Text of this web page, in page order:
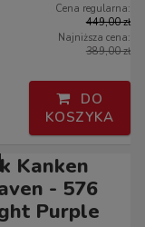
Cena regularna:
449,00 zł
Najniższa cena:
389,00 zł
DO
KOSZYKA
Kanken
- 576
Purple